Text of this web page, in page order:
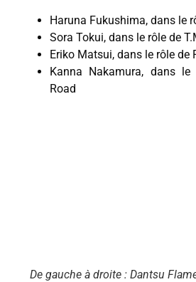
Haruna Fukushima, dans le
Sora Tokui, dans le rôle de
Eriko Matsui, dans le rôle de
Kanna Nakamura, dans
Road
De gauche à droite : Dantsu